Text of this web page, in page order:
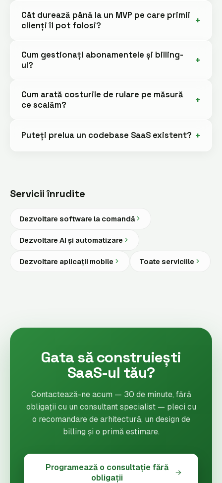
Cât durează până la un MVP pe care primii
clienți îl pot folosi?
Cum gestionați abonamentele și billing-
ul?
Cum arată costurile de rulare pe măsură
ce scalăm?
Puteți prelua un codebase SaaS existent?
Servicii înrudite
Dezvoltare software la comandă
Dezvoltare AI și automatizare
Dezvoltare aplicații mobile Toate serviciile
Gata să construiești
SaaS-ul tău?
Contactează-ne acum — 30 de minute, fără
obligații cu un consultant specialist — pleci cu
o recomandare de arhitectură, un design de
billing și o primă estimare.
Programează o consultație fără
obligații